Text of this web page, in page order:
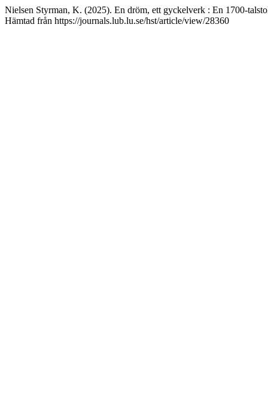
Nielsen Styrman, K. (2025). En dröm, ett gyckelverk : En 1700-
Hämtad från https://journals.lub.lu.se/hst/article/view/28360